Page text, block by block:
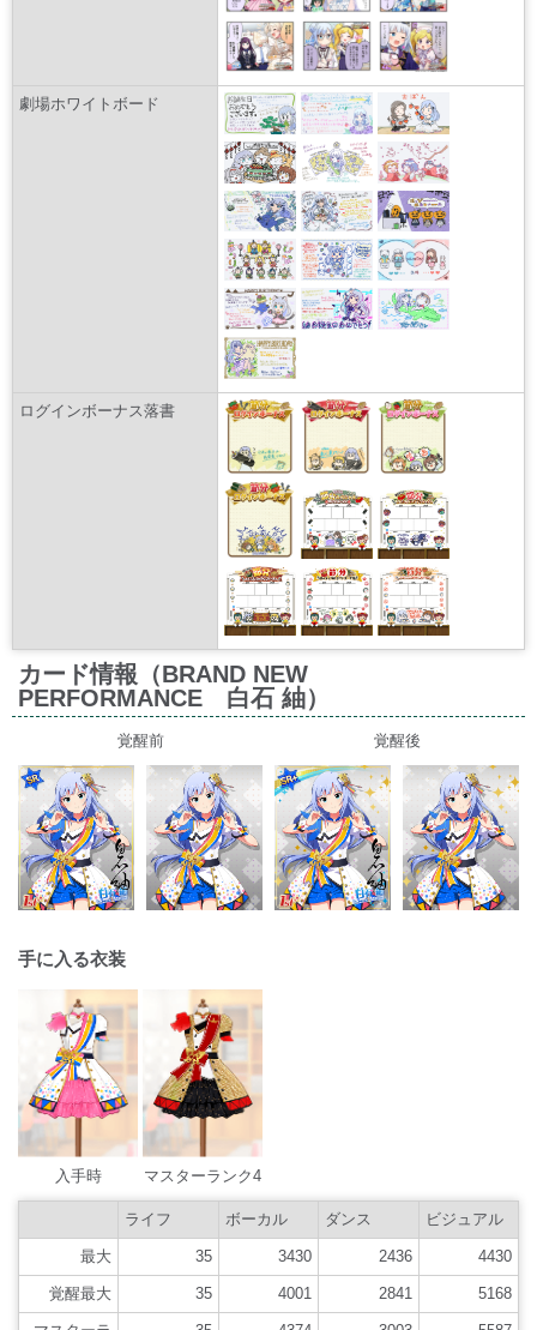
劇場ホワイトボード
ログインボーナス落書
カード情報（BRAND NEW
PERFORMANCE 白石 紬）
覚醒前 覚醒後
手に入る衣装
入手時 マスターランク4
ライフ ボーカル ダンス ビジュアル
最大 35 3430 2436 4430
覚醒最大 35 4001 2841 5168